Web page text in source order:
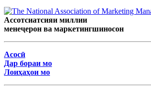
Ассотсиатсияи миллии
менеҷерон ва маркетингшиносон
Асосӣ
Дар бораи мо
Лоиҳаҳои мо